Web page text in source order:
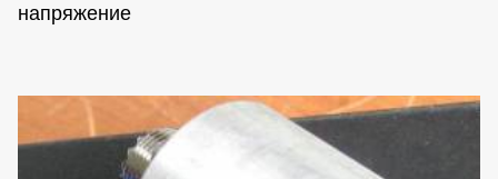
напряжение